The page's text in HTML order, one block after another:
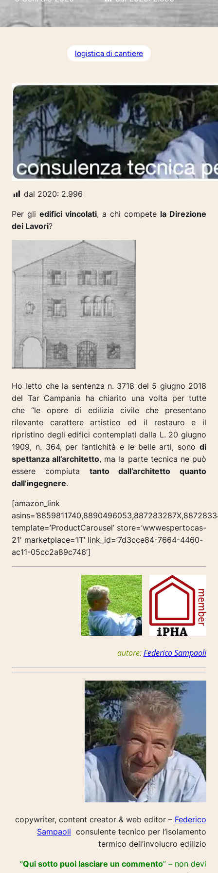
logistica di cantiere
dal 2020: 2.996
Per gli edifici vincolati, a chi compete la Direzione
dei Lavori?
Ho letto che la sentenza n. 3718 del 5 giugno 2018
del Tar Campania ha chiarito una volta per tutte
che “le opere di edilizia civile che presentano
rilevante carattere artistico ed il restauro e il
ripristino degli edifici contemplati dalla L. 20 giugno
1909, n. 364, per l’antichità e le belle arti, sono di
spettanza all’architetto, ma la parte tecnica ne può
essere compiuta tanto dall’architetto quanto
dall’ingegnere.
[amazon_link
template=’ProductCarousel’ store=’wwwespertocas-
21′ marketplace=’IT’ link_id=’7d3cce84-7664-4460-
ac11-05cc2a89c746′]
autore:Federico Sampaoli
copywriter, content creator & web editor – Federico
Sampaoli consulente tecnico per l’isolamento
termico dell’involucro edilizio
“Qui sotto puoi lasciare un commento” – non devi